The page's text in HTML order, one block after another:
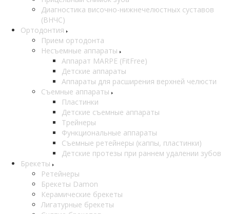
Диагностика височно-нижнечелюстных суставов
(ВНЧС)
Ортодонтия
Прием ортодонта
Несъемные аппараты
Аппарат MARPE (FitFree)
Детские аппараты
Аппараты для расширения верхней челюсти
Съемные аппараты
Пластинки
Детские съемные аппараты
Трейнеры
Функциональные аппараты
Съемные ретейнеры (каппы, пластинки)
Детские протезы при раннем удалении зубов
Брекеты
Ретейнеры
Брекеты Damon
Керамические брекеты
Лигатурные брекеты